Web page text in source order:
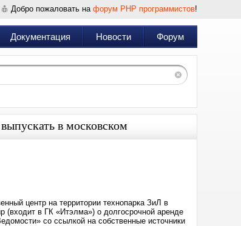
Добро пожаловать на форум PHP программистов!
Документация Новости Форум
в московском
центр на территории технопарка ЗиЛ в
(входит в ГК «Итэлма») о долгосрочной аренде
со ссылкой на собственные источники